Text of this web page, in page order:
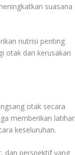
suasana
nutrisi penting
otak dari kerusakan
otak secara
memberikan
keseluruhan.
dan perspektif yang